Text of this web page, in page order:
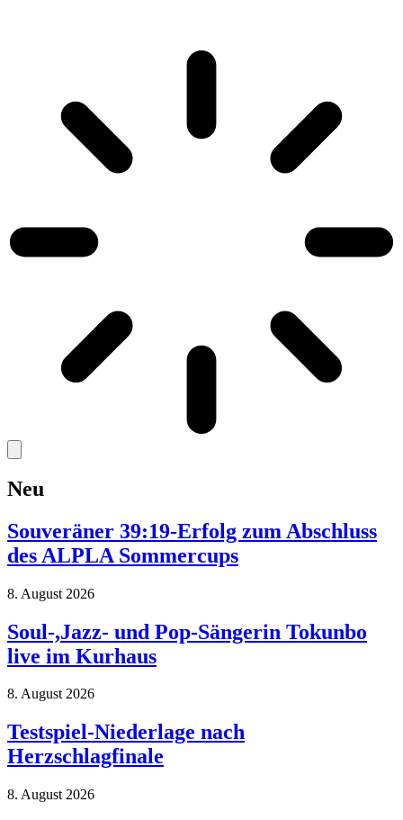
Neu
Souveräner 39:19-Erfolg zum Abschluss
des ALPLA Sommercups
8. August 2026
Soul-,Jazz- und Pop-Sängerin Tokunbo
live im Kurhaus
8. August 2026
Testspiel-Niederlage nach
Herzschlagfinale
8. August 2026